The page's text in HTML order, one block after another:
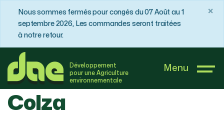
Nous sommes fermés pour congés du 07 Août au 1
septembre 2026, Les commandes seront traitées
à notre retour.
×
Développement
pour une Agriculture
environnementale
Menu
DAE France Boutique Colza
Colza